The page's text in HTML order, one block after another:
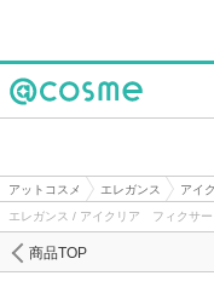
アットコスメ エレガンス アイ
エレガンス / アイクリア フィクサー
商品TOP